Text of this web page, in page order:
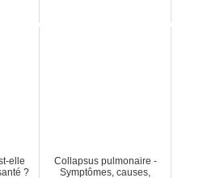
elle
?
Collapsus pulmonaire -
Symptômes, causes,